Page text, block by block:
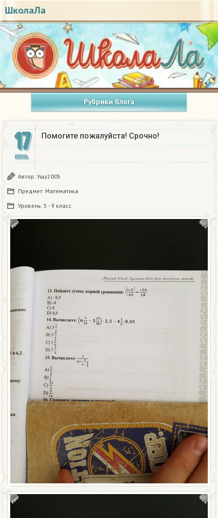
ШколаЛа
Рубрики блога
17
ИЮНЬ
Помогите пожалуйста! Срочно!
Автор: Ушу2005
Предмет: Математика
Уровень: 5 - 9 класс